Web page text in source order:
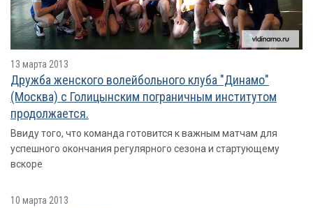
13 марта 2013
Дружба женского волейбольного клуба "Динамо"
(Москва) с Голицынским пограничным институтом
продолжается.
Ввиду того, что команда готовится к важным матчам для
успешного окончания регулярного сезона и стартующему
вскоре
10 марта 2013